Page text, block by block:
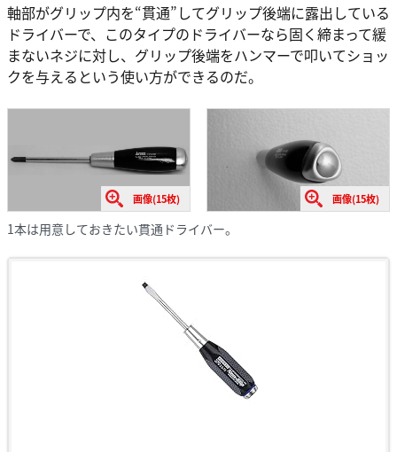
軸部がグリップ内を“貫通”してグリップ後端に露出している
ドライバーで、このタイプのドライバーなら固く締まって緩
まないネジに対し、グリップ後端をハンマーで叩いてショッ
クを与えるという使い方ができるのだ。
画像(15枚) 画像(15枚)
1本は用意しておきたい貫通ドライバー。